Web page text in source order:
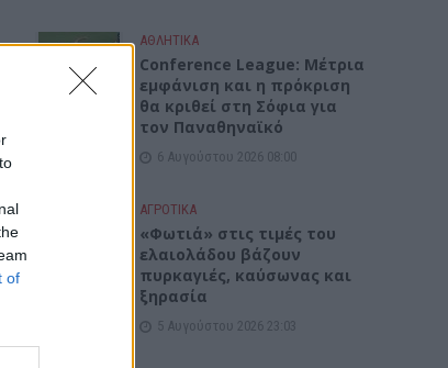
of
ΑΘΛΗΤΙΚΑ
Conference League: Μέτρια
εμφάνιση και η πρόκριση
θα κριθεί στη Σόφια για
τον Παναθηναϊκό
6 Αυγούστου 2026 08:00
ΑΓΡΟΤΙΚΑ
«Φωτιά» στις τιμές του
ελαιολάδου βάζουν
πυρκαγιές, καύσωνας και
ξηρασία
5 Αυγούστου 2026 23:03